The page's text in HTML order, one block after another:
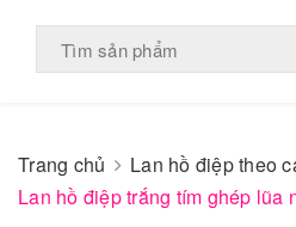
Trang chủ
Lan hồ điệp theo
Lan hồ điệp trắng tím ghép lũa